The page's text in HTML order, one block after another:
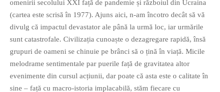
omenirii secolului XXI față de pandemie și războiul din Ucraina
(cartea este scrisă în 1977). Ajuns aici, n-am încotro decât să vă
divulg că impactul devastator ale până la urmă loc, iar urmările
sunt catastrofale. Civilizația cunoaște o dezagregare rapidă, însă
grupuri de oameni se chinuie pe brânci să o țină în viață. Micile
melodrame sentimentale par puerile față de gravitatea altor
evenimente din cursul acțiunii, dar poate că asta este o calitate în
sine – față cu macro-istoria implacabilă, stăm fiecare cu